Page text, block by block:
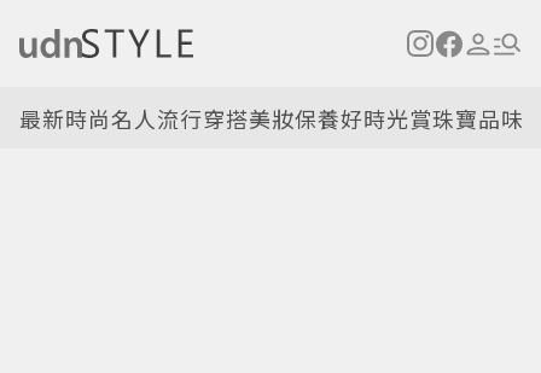
最新時尚名人流行穿搭美妝保養好時光賞珠寶品味